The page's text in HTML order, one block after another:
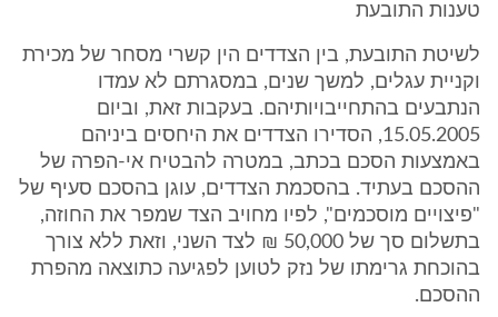
טענות התובעת
לשיטת התובעת, בין הצדדים הין קשרי מסחר של מכירת
וקניית עגלים, למשך שנים, במסגרתם לא עמדו
הנתבעים בהתחייבויותיהם. בעקבות זאת, וביום
15.05.2005, הסדירו הצדדים את היחסים ביניהם
באמצעות הסכם בכתב, במטרה להבטיח אי-הפרה של
ההסכם בעתיד. בהסכמת הצדדים, עוגן בהסכם סעיף של
"פיצויים מוסכמים", לפיו מחויב הצד שמפר את החוזה,
בתשלום סך של 50,000 ₪ לצד השני, וזאת ללא צורך
בהוכחת גרימתו של נזק לטוען לפגיעה כתוצאה מהפרת
ההסכם.